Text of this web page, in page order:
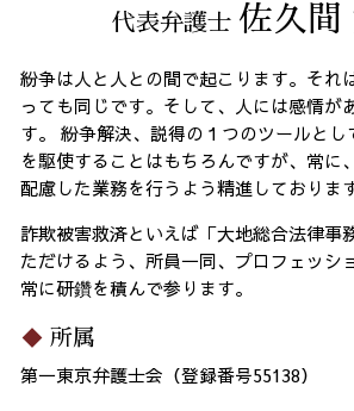
代表弁護士 佐久間
紛争は人と人との間で起こります。それ
っても同じです。そして、人には感情が
す。 紛争解決、説得の１つのツールと
を駆使することはもちろんですが、常に
配慮した業務を行うよう精進しておりま
詐欺被害救済といえば「大地総合法律事
ただけるよう、所員一同、プロフェッシ
常に研鑽を積んで参ります。
所属
第一東京弁護士会（登録番号55138）